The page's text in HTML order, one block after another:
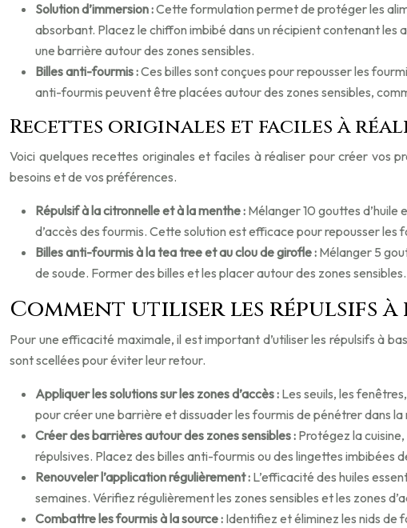
Solution d’immersion :Cette formulation permet de protéger les
absorbant. Placez le chiffon imbibé dans un récipient contenant
une barrière autour des zones sensibles.
Billes anti-fourmis :Ces billes sont conçues pour repousser les
anti-fourmis peuvent être placées autour des zones sensibles,
Recettes originales et faciles à
Voici quelques recettes originales et faciles à réaliser pour créer vos
besoins et de vos préférences.
Répulsif à la citronnelle et à la menthe : Mélanger 10 gouttes d’huile
d’accès des fourmis. Cette solution est efficace pour repousser
Billes anti-fourmis à la tea tree et au clou de girofle : Mélanger 5
de soude. Former des billes et les placer autour des zones
Comment utiliser les répulsifs à
Pour une efficacité maximale, il est important d’utiliser les répulsifs à
sont scellées pour éviter leur retour.
Appliquer les solutions sur les zones d’accès : Les seuils, les
pour créer une barrière et dissuader les fourmis de pénétrer dans la
Créer des barrières autour des zones sensibles : Protégez la
répulsives. Placez des billes anti-fourmis ou des lingettes imbibées
Renouveler l’application régulièrement : L’efficacité des huiles
semaines. Vérifiez régulièrement les zones sensibles et les zones
Combattre les fourmis à la source : Identifiez et éliminez les nids de